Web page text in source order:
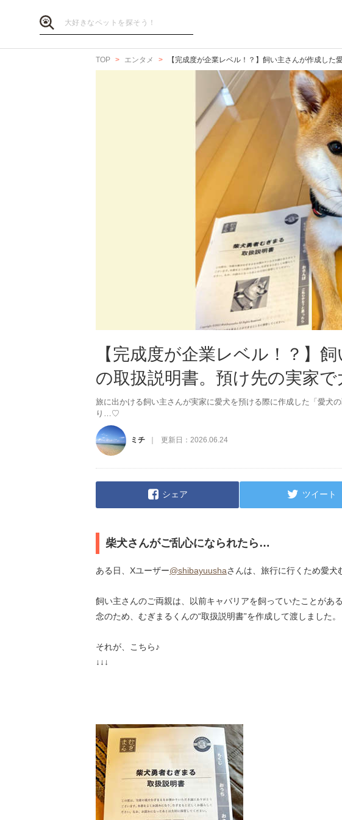
TOP エンタメ 【完成度が企業レベル！？】飼い主さんが作成した
【完成度が企業レベル！？】
の取扱説明書。預け先の実家で
旅に出かける飼い主さんが実家に愛犬を預ける際に作成した「愛犬
り…♡
ミチ 更新日： 2026.06.24
シェア ツイート
柴犬さんがご乱心になられたら…
ある日、Xユーザー@shibayuushaさんは、旅行に行くため愛犬
飼い主さんのご両親は、以前キャバリアを飼っていたことがあ
念のため、むぎまるくんの“取扱説明書”を作成して渡しました。
それが、こちら♪
↓↓↓